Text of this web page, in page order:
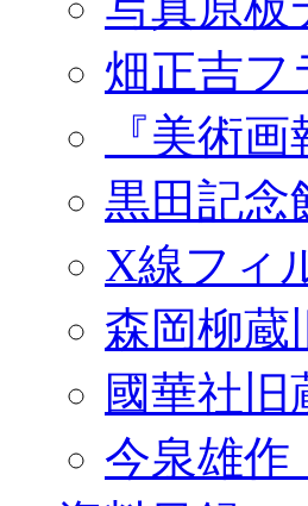
畑正吉フ
『美術
黒田記念
X線フィ
森岡柳蔵
國華社
今泉雄作